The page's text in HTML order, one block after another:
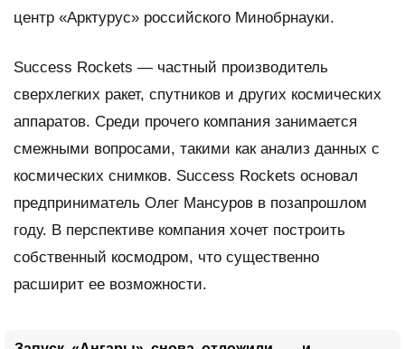
центр «Арктурус» российского Минобрнауки.
Success Rockets — частный производитель
сверхлегких ракет, спутников и других космических
аппаратов. Среди прочего компания занимается
смежными вопросами, такими как анализ данных с
космических снимков. Success Rockets основал
предприниматель Олег Мансуров в позапрошлом
году. В перспективе компания хочет построить
собственный космодром, что существенно
расширит ее возможности.